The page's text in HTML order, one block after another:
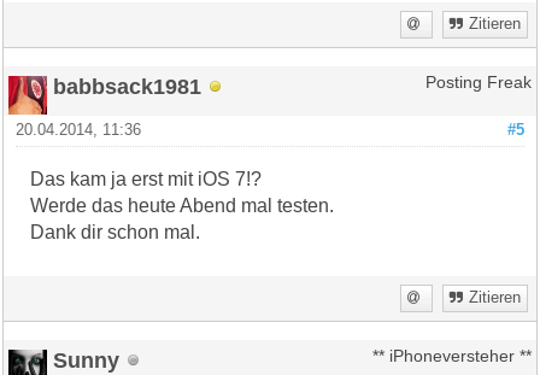
Zitieren
babbsack1981 Posting Freak
#5
20.04.2014, 11:36
Das kam ja erst mit iOS 7!?
Werde das heute Abend mal testen.
Dank dir schon mal.
Zitieren
Sunny ** iPhoneversteher **